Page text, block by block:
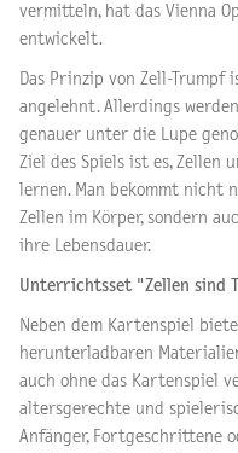
vermitteln, hat das Vienna
entwickelt.
Das Prinzip von Zell-
angelehnt. Allerdings
genauer unter die Lupe
Ziel des Spiels ist es, Zellen
lernen. Man bekommt nicht
Zellen im Körper, sondern
ihre Lebensdauer.
Unterrichtsset "Zellen sind
Neben dem Kartenspiel
herunterladbaren
auch ohne das Kartenspiel
altersgerechte und
Anfänger, Fortgeschrittene